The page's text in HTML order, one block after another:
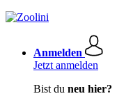
Anmelden
Jetzt anmelden
Bist du neu hier?